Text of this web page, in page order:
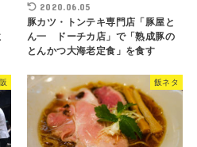
2020.06.05
豚カツ・トンテキ専門店「豚屋と
ん一 ドーチカ店」で「熟成豚の
とんかつ大海老定食」を食す
飯ネタ